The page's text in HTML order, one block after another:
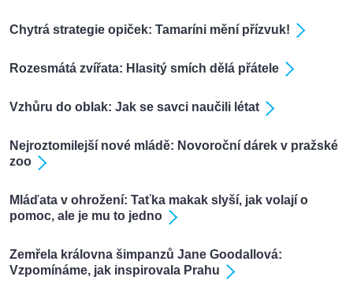
Chytrá strategie opiček: Tamaríni mění přízvuk!
Rozesmátá zvířata: Hlasitý smích dělá přátele
Vzhůru do oblak: Jak se savci naučili létat
Nejroztomilejší nové mládě: Novoroční dárek v pražské
zoo
Mláďata v ohrožení: Taťka makak slyší, jak volají o
pomoc, ale je mu to jedno
Zemřela královna šimpanzů Jane Goodallová:
Vzpomínáme, jak inspirovala Prahu